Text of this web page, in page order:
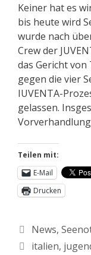
Keiner hat es
bis heute wird
wurde nach
Crew der
das Gericht
gegen die vier
IUVENTA-
gelassen.
Teilen mit:
E-Mail
Drucken
News,
italien,